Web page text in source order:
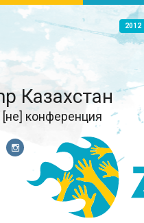
2012
Казахстан
конференция